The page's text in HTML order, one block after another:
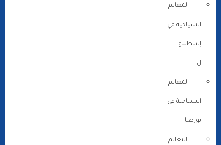
المعالم
السياحية في
إسطنبو
ل
المعالم
السياحية في
بورصا
المعالم